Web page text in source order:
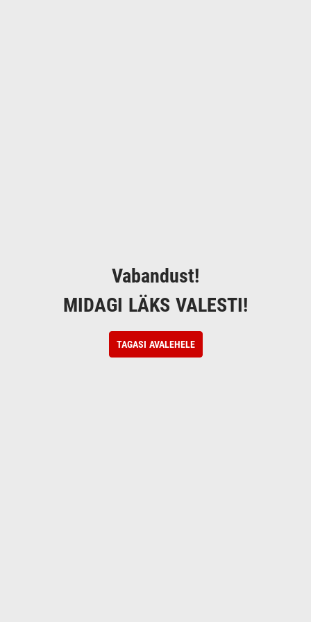
Vabandust!
MIDAGI LÄKS VALESTI!
TAGASI AVALEHELE